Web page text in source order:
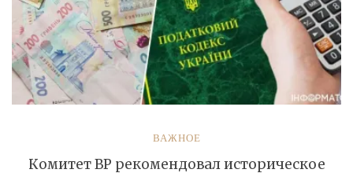
ВАЖНОЕ
Комитет ВР рекомендовал историческое